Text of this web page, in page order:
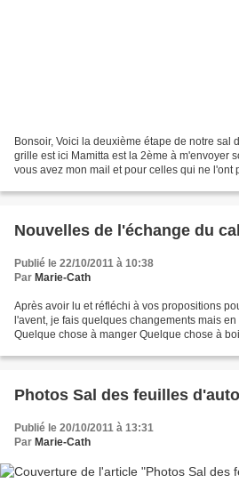
Bonsoir, Voici la deuxième étape de notre sal
grille est ici Mamitta est la 2ème à m'envoyer
vous avez mon mail et pour celles qui ne l'ont
Nouvelles de l'échange du
Publié le 22/10/2011 à 10:38
Par Marie-Cath
Après avoir lu et réfléchi à vos propositions
l'avent, je fais quelques changements mais
Quelque chose à manger Quelque chose à
Photos Sal des feuilles
Publié le 20/10/2011 à 13:31
Par Marie-Cath